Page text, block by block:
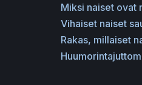
Miksi naiset ovat
Vihaiset naiset
Rakas, millaiset